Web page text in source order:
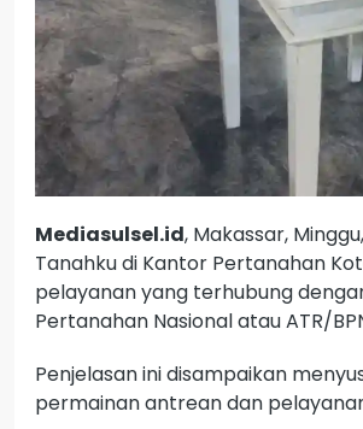
Mediasulsel.id, Makassar,
Tanahku di Kantor Pertanahan
pelayanan yang terhubung
Pertanahan Nasional atau ATR/
Penjelasan ini disampaikan
permainan antrean dan